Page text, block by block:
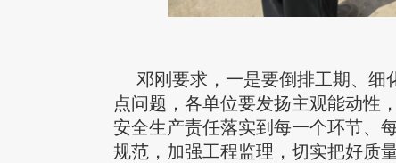
邓刚要求，一是要倒排工期、细
点问题，各单位要发扬主观能动性
安全生产责任落实到每一个环节、
规范，加强工程监理，切实把好质